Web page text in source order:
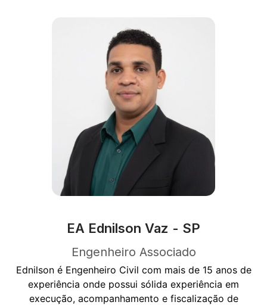
EA Ednilson Vaz - SP
Engenheiro Associado
Ednilson é Engenheiro Civil com mais de 15 anos de
experiência onde possui sólida experiência em
execução, acompanhamento e fiscalização de